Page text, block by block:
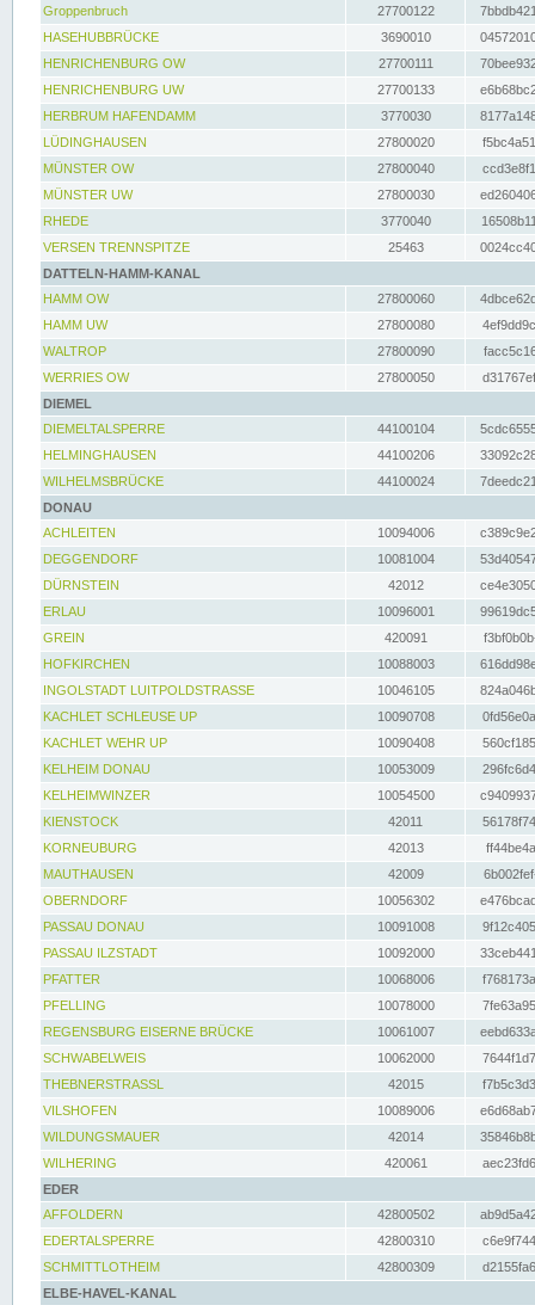
Groppenbruch
27700122
HASEHUBBRÜCKE
3690010
HENRICHENBURG OW
27700111
HENRICHENBURG UW
27700133
HERBRUM HAFENDAMM
3770030
LÜDINGHAUSEN
27800020
MÜNSTER OW
27800040
MÜNSTER UW
27800030
RHEDE
3770040
VERSEN TRENNSPITZE
25463
DATTELN-HAMM-KANAL
HAMM OW
27800060
HAMM UW
27800080
WALTROP
27800090
WERRIES OW
27800050
DIEMEL
DIEMELTALSPERRE
44100104
HELMINGHAUSEN
44100206
WILHELMSBRÜCKE
44100024
DONAU
ACHLEITEN
10094006
DEGGENDORF
10081004
DÜRNSTEIN
42012
ERLAU
10096001
GREIN
420091
HOFKIRCHEN
10088003
INGOLSTADT LUITPOLDSTRASSE
10046105
KACHLET SCHLEUSE UP
10090708
KACHLET WEHR UP
10090408
KELHEIM DONAU
10053009
KELHEIMWINZER
10054500
KIENSTOCK
42011
KORNEUBURG
42013
MAUTHAUSEN
42009
OBERNDORF
10056302
PASSAU DONAU
10091008
PASSAU ILZSTADT
10092000
PFATTER
10068006
PFELLING
10078000
REGENSBURG EISERNE BRÜCKE
10061007
SCHWABELWEIS
10062000
THEBNERSTRASSL
42015
VILSHOFEN
10089006
WILDUNGSMAUER
42014
WILHERING
420061
EDER
AFFOLDERN
42800502
EDERTALSPERRE
42800310
SCHMITTLOTHEIM
42800309
ELBE-HAVEL-KANAL